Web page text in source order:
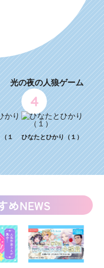
光の夜の人狼ゲーム
１
4
ひなたとひかり（１）
めNEWS